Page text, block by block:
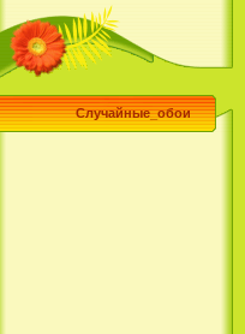
Случайные_обои